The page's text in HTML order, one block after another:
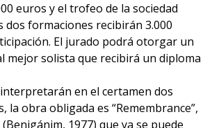
euros y el trofeo de la sociedad
dos formaciones recibirán 3.000
El jurado podrá otorgar un
mejor solista que recibirá un diploma
en el certamen dos
la obra obligada es “Remembrance”,
1977) que ya se puede